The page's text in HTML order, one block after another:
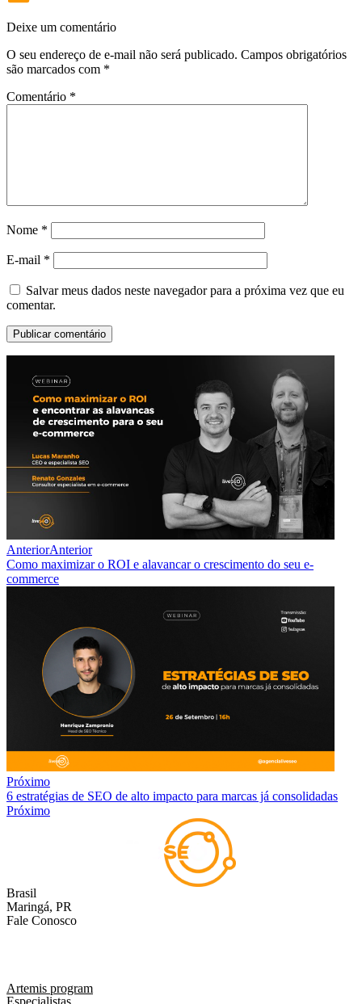
Deixe um comentário
O seu endereço de e-mail não será publicado. Campos obrigatórios
são marcados com *
Comentário *
Nome *
E-mail *
Salvar meus dados neste navegador para a próxima vez que eu
comentar.
AnteriorAnterior
Como maximizar o ROI e alavancar o crescimento do seu e-
commerce
Próximo
6 estratégias de SEO de alto impacto para marcas já consolidadas
Próximo
Brasil
Maringá, PR
Fale Conosco
Artemis program
Especialistas